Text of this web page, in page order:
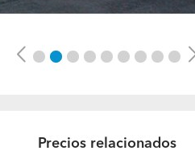
Previous
Precios relacionados